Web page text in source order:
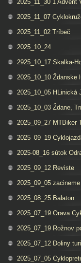
2025_11_30 1 Advent
2025_11_07
2025_11_02 Tríbeč
2025_10_24
2925_10_17 Skalka-
2025_10_10 Ždanske
2025_10_05 HLinická
2025_10_03 Ždane,
2025_09_27 MTBiker
2025_09_19
2025-08_16 sútok
2025_09_12 Reviste
2025_09_05 zacineme
2025_08_25 Balaton
2025_07_19 Orava
2025_07_19 Rožnov
2025_07_12 Doliny
2025_07_05